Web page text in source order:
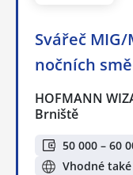
Svářeč
nočních
HOFMANN
Brniště
50 000 – 60
Vhodné